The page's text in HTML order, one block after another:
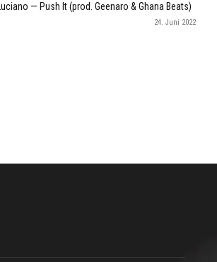
Luciano — Push It (prod. Geenaro & Ghana Beats)
24. Juni 2022